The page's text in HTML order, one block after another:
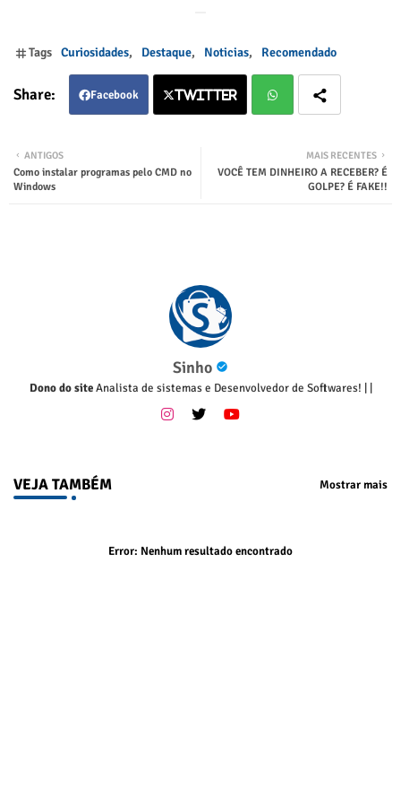
Tags Curiosidades Destaque Noticias Recomendado
Facebook Twitter
Twitter
tsap
MAIS RECENTES
VOCÊ TEM DINHEIRO A RECEBER? É
GOLPE? É FAKE!!
ANTIGOS
Como instalar programas pelo CMD no
Windows
Sinho
Dono do site Analista de sistemas e Desenvolvedor de Softwares!
VEJA TAMBÉM Mostrar mais
Error: Nenhum resultado encontrado